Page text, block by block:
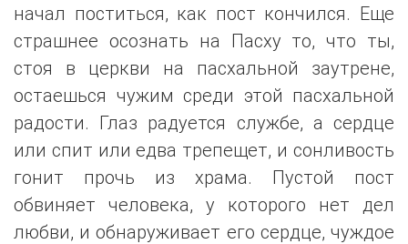
начал поститься, как пост кончился. Еще
страшнее осознать на Пасху то, что ты,
стоя в церкви на пасхальной заутрене,
остаешься чужим среди этой пасхальной
радости. Глаз радуется службе, а сердце
или спит или едва трепещет, и сонливость
гонит прочь из храма. Пустой пост
обвиняет человека, у которого нет дел
любви, и обнаруживает его сердце, чуждое